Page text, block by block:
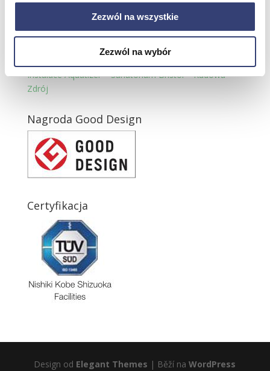
Zezwól na wszystkie
Zezwól na wybór
Instalace Aquatizer – Szpital Uzdrowiskowo-
Rehabilitacyjny – Lądek-Zdrój
Instalace Aquatizer – MSWiA Health Resort v Sopotech
Instalace Aquatizer – Lázně Wieniec-Zdrój
Instalace Aquatizer – Sanatorium Bristol – Kudowa-
Zdrój
Nagroda Good Design
Certyfikacja
Design od Elegant Themes | Běží naWordPress